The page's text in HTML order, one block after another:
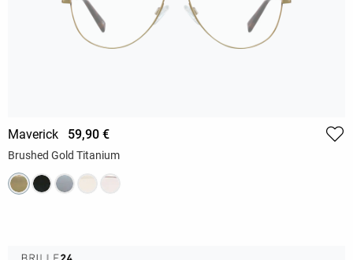
Maverick 59,90 €
Brushed Gold Titanium